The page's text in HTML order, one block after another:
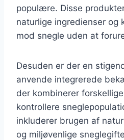
populære. Disse
naturlige ingredienser og
mod snegle uden at
Desuden er der en
anvende integrerede
der kombinerer
kontrollere
inkluderer brugen af
og miljøvenlige